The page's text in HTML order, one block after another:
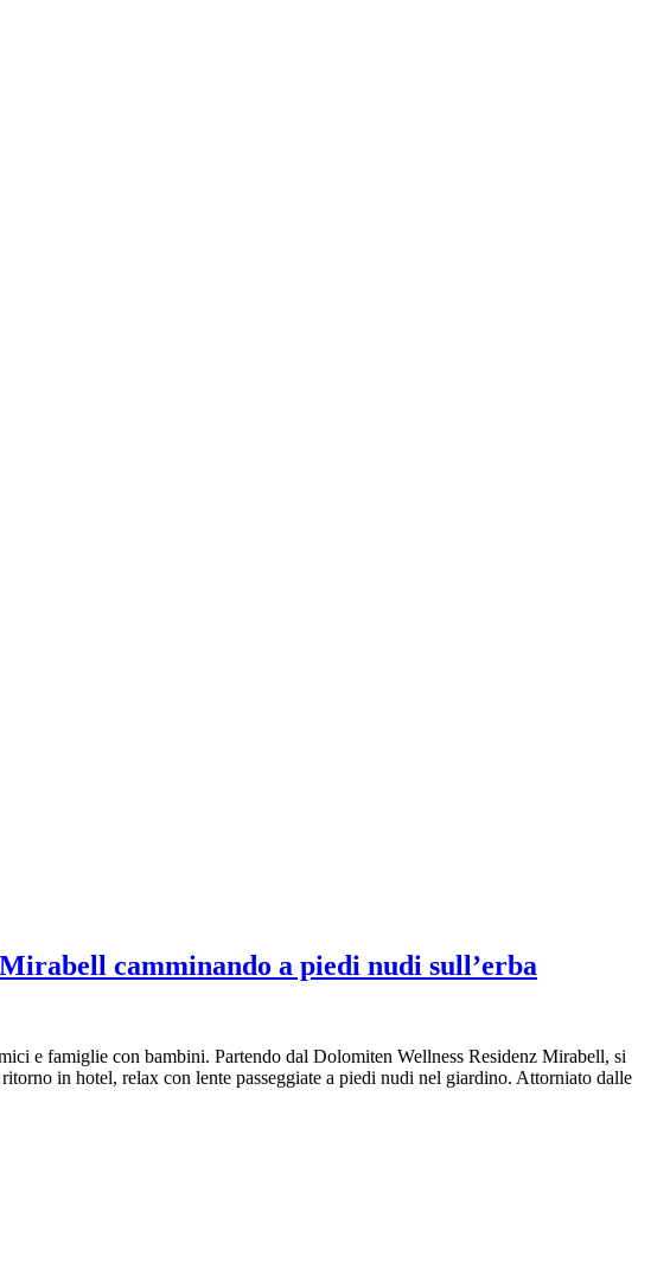
camminando a piedi nudi sull’erba
e famiglie con bambini. Partendo dal Dolomiten Wellness Residenz Mirabell, si
in hotel, relax con lente passeggiate a piedi nudi nel giardino. Attorniato dalle